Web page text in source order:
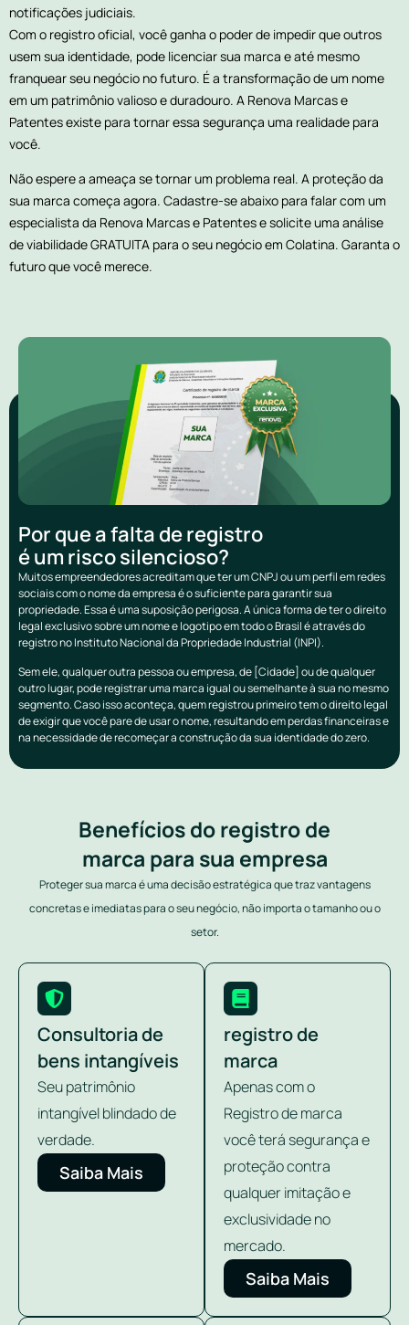
notificações judiciais.
Com o registro oficial, você ganha o poder de impedir que outros
usem sua identidade, pode licenciar sua marca e até mesmo
franquear seu negócio no futuro. É a transformação de um nome
em um patrimônio valioso e duradouro. A Renova Marcas e
Patentes existe para tornar essa segurança uma realidade para
você.
Não espere a ameaça se tornar um problema real. A proteção da
sua marca começa agora. Cadastre-se abaixo para falar com um
especialista da Renova Marcas e Patentes e solicite uma análise
de viabilidade GRATUITA para o seu negócio em Colatina. Garanta o
futuro que você merece.
Por que a falta de registro
é um risco silencioso?
Muitos empreendedores acreditam que ter um CNPJ ou um perfil em redes
sociais com o nome da empresa é o suficiente para garantir sua
propriedade. Essa é uma suposição perigosa. A única forma de ter o direito
legal exclusivo sobre um nome e logotipo em todo o Brasil é através do
registro no Instituto Nacional da Propriedade Industrial (INPI).
Sem ele, qualquer outra pessoa ou empresa, de [Cidade] ou de qualquer
outro lugar, pode registrar uma marca igual ou semelhante à sua no mesmo
segmento. Caso isso aconteça, quem registrou primeiro tem o direito legal
de exigir que você pare de usar o nome, resultando em perdas financeiras e
na necessidade de recomeçar a construção da sua identidade do zero.
Benefícios do registro de
marca para sua empresa
Proteger sua marca é uma decisão estratégica que traz vantagens
concretas e imediatas para o seu negócio, não importa o tamanho ou o
setor.
Consultoria de
bens intangíveis
Seu patrimônio
intangível blindado de
verdade.
Saiba Mais
registro de
marca
Apenas com o
Registro de marca
você terá segurança e
proteção contra
qualquer imitação e
exclusividade no
mercado.
Saiba Mais